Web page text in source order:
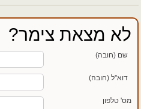
לא מצאת צימר?
שם (חובה)
דוא''ל (חובה)
מס' טלפון